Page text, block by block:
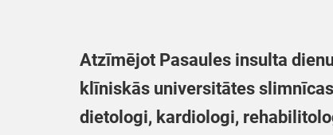
Atzīmējot Pasaules insulta
klīniskās universitātes
dietologi, kardiologi,